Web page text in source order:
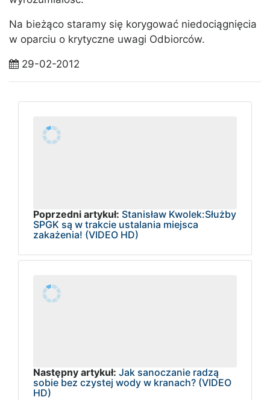
Na bieżąco staramy się korygować niedociągnięcia
w oparciu o krytyczne uwagi Odbiorców.
29-02-2012
Poprzedni artykuł: Stanisław Kwolek:Służby
SPGK są w trakcie ustalania miejsca
zakażenia! (VIDEO HD)
Następny artykuł: Jak sanoczanie radzą
sobie bez czystej wody w kranach? (VIDEO
HD)